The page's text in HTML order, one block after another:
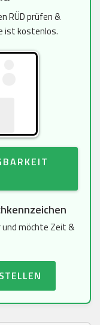
RÜD prüfen &
ist kostenlos.
und möchte Zeit &